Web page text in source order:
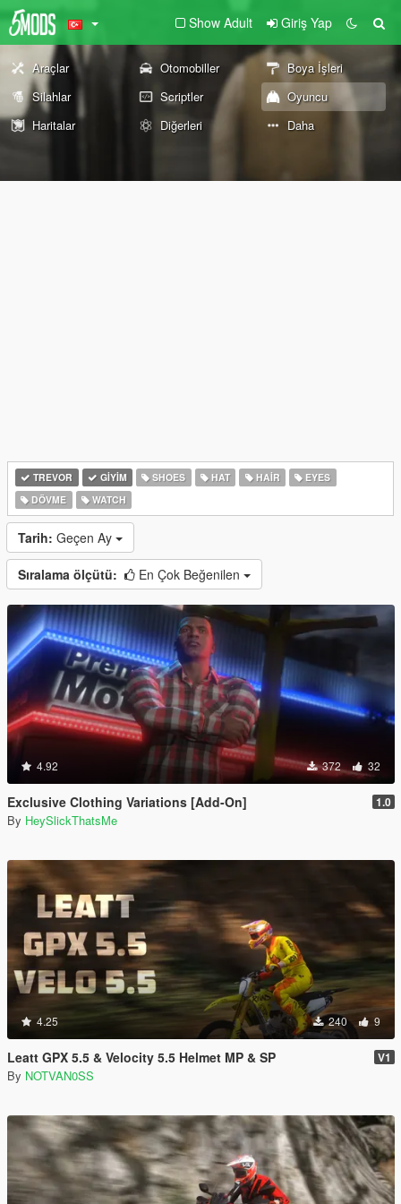
Show Adult Giriş Yap
Araçlar Otomobiller
Boya İşleri
Silahlar
Scriptler
Oyuncu
Haritalar
Diğerleri Daha
TREVOR GIYIM SHOES HAT HAIR
EYES
DÖVME
WATCH
Tarih: Geçen Ay
Sıralama ölçütü: En Çok Beğenilen
4.92 372 32
Exclusive Clothing Variations [Add-On] 1.0
By HeySlickThatsMe
4.25 240 9
Leatt GPX 5.5 & Velocity 5.5 Helmet MP & SP V1
By NOTVAN0SS